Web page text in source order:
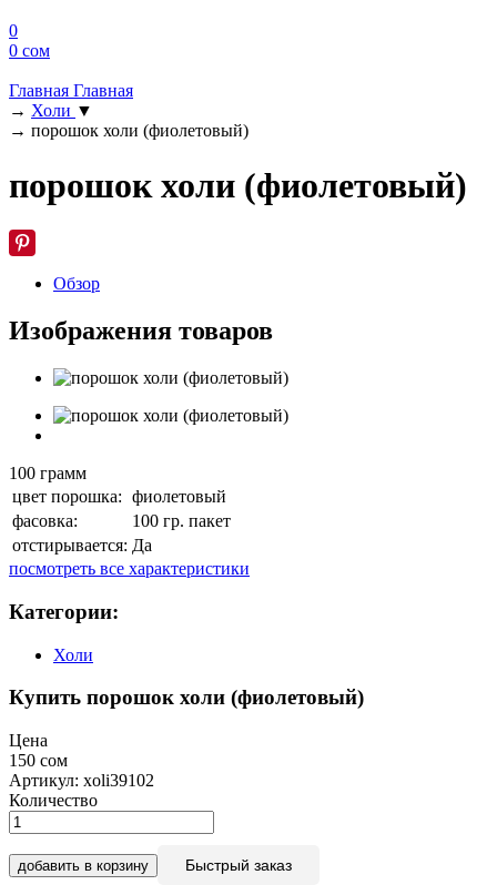
0
0 сом
Главная Главная
→ Холи ▼
→ порошок холи (фиолетовый)
порошок холи (фиолетовый)
Обзор
Изображения товаров
100 грамм
цвет порошка: фиолетовый
фасовка:
100 гр. пакет
отстирывается: Да
посмотреть все характеристики
Категории:
Холи
Купить порошок холи (фиолетовый)
Цена
150 сом
Артикул: xoli39102
Количество
добавить в корзину Быстрый заказ